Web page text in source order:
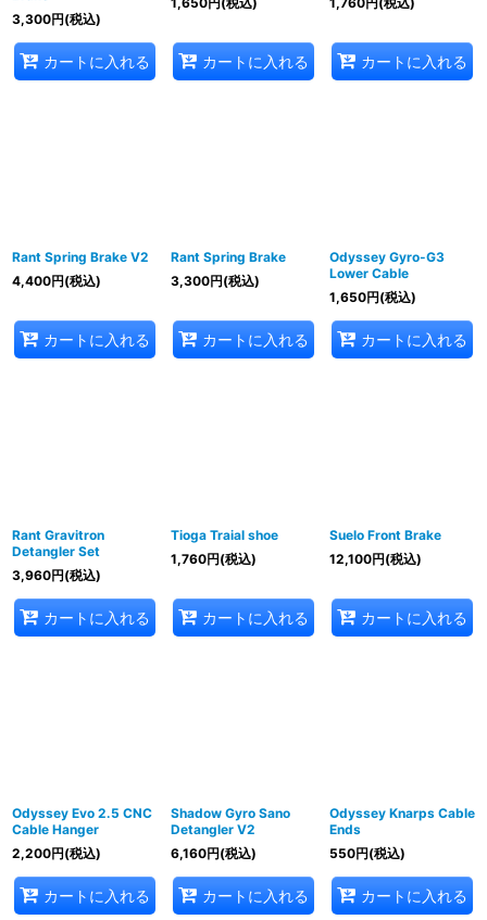
3,300円(税込)
カートに入れる カートに入れる カートに入れる
Rant Spring Brake V2
4,400円(税込)
カートに入れる
Rant Spring Brake
3,300円(税込)
カートに入れる
Odyssey Gyro-G3
Lower Cable
1,650円(税込)
カートに入れる
Rant Gravitron
Detangler Set
3,960円(税込)
カートに入れる
Tioga Traial shoe
1,760円(税込)
カートに入れる
Suelo Front Brake
12,100円(税込)
カートに入れる
Odyssey Evo 2.5 CNC
Cable Hanger
2,200円(税込)
カートに入れる
Shadow Gyro Sano
Detangler V2
6,160円(税込)
カートに入れる
Odyssey Knarps Cable
Ends
550円(税込)
カートに入れる